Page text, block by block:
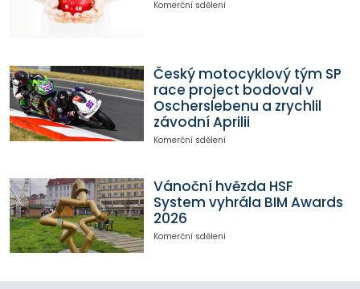
Komerční sdělení
Český motocyklový tým SP
race project bodoval v
Oscherslebenu a zrychlil
závodní Aprilii
Komerční sdělení
Vánoční hvězda HSF
System vyhrála BIM Awards
2026
Komerční sdělení